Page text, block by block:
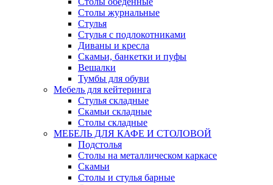
Столы журнальные
Стулья
Стулья с подлокотниками
Диваны и кресла
Скамьи, банкетки и пуфы
Вешалки
Тумбы для обуви
Мебель для кейтеринга
Стулья складные
Скамьи складные
Столы складные
МЕБЕЛЬ ДЛЯ КАФЕ И СТОЛОВОЙ
Подстолья
Столы на металлическом каркасе
Скамьи
Столы и стулья барные